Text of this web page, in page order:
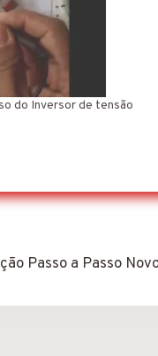
do Inversor de tensão
Passo a Passo